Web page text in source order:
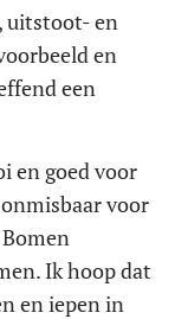
uitstoot- en
en
een
en goed voor
voor
Ik hoop dat
en iepen in